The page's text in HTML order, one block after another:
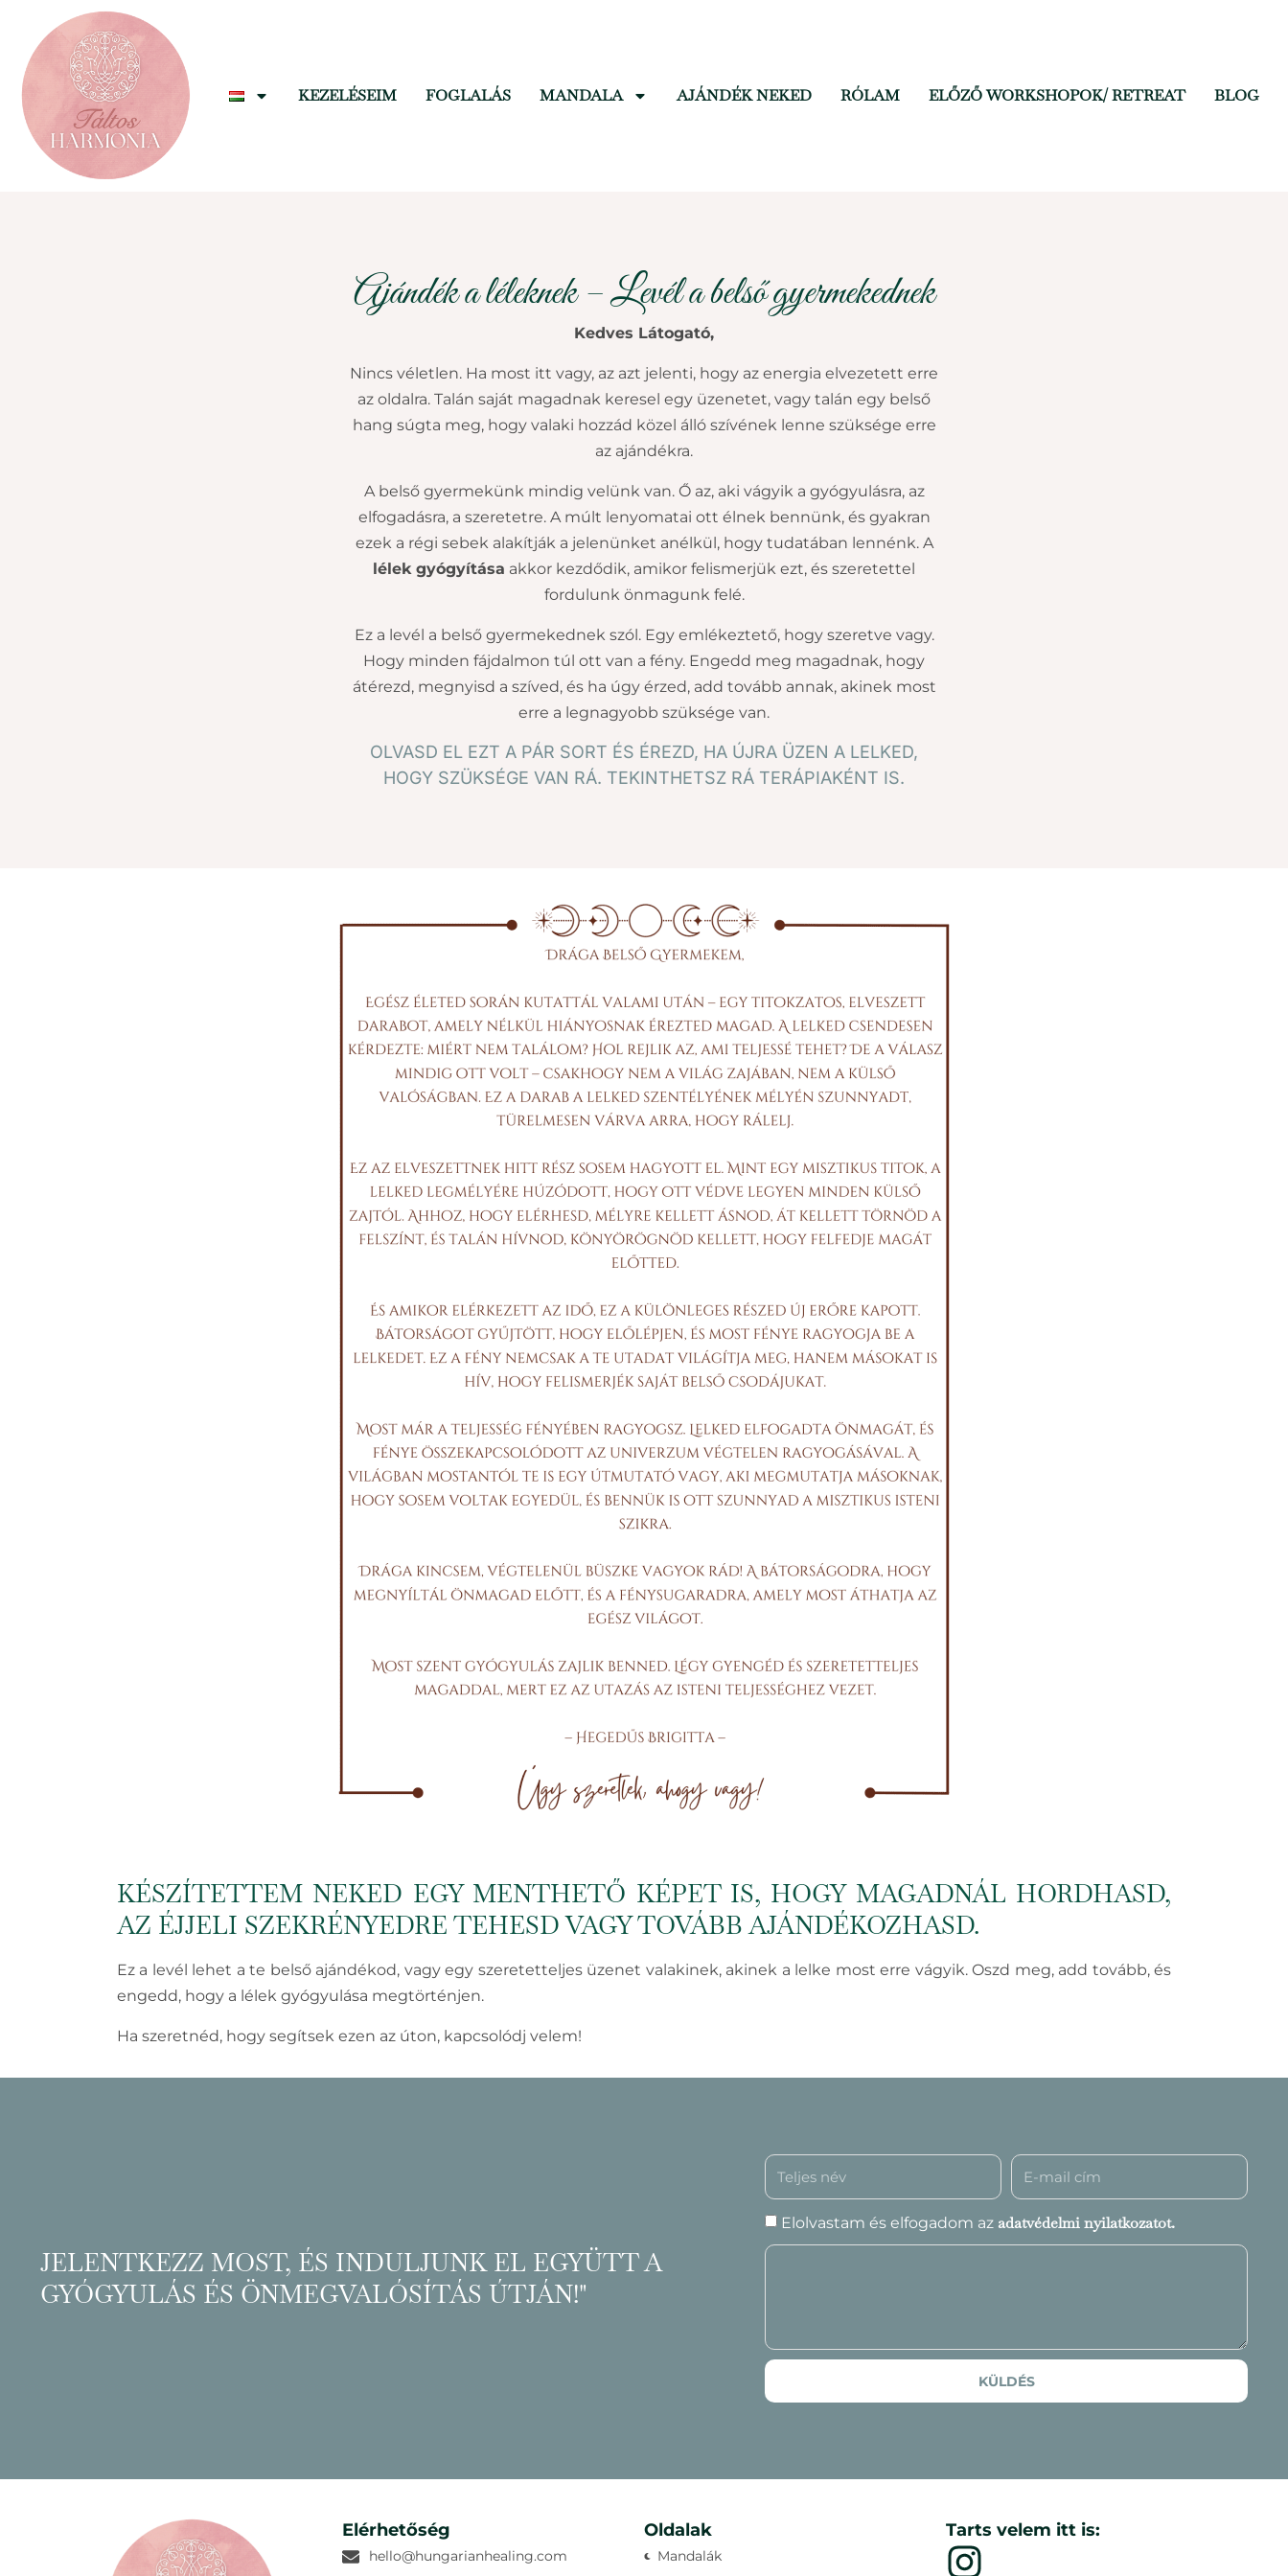
KEZELÉSEIM FOGLALÁS MANDALA AJÁNDÉK NEKED RÓLAM ELŐZŐ WORKSHOPOK/ RETREAT BLOG
Ajándék a léleknek – Levél a belső gyermekednek
Kedves Látogató,
Nincs véletlen. Ha most itt vagy, az azt jelenti, hogy az energia elvezetett erre
az oldalra. Talán saját magadnak keresel egy üzenetet, vagy talán egy belső
hang súgta meg, hogy valaki hozzád közel álló szívének lenne szüksége erre
az ajándékra.
A belső gyermekünk mindig velünk van. Ő az, aki vágyik a gyógyulásra, az
elfogadásra, a szeretetre. A múlt lenyomatai ott élnek bennünk, és gyakran
ezek a régi sebek alakítják a jelenünket anélkül, hogy tudatában lennénk. A
lélek gyógyítása akkor kezdődik, amikor felismerjük ezt, és szeretettel
fordulunk önmagunk felé.
Ez a levél a belső gyermekednek szól. Egy emlékeztető, hogy szeretve vagy.
Hogy minden fájdalmon túl ott van a fény. Engedd meg magadnak, hogy
átérezd, megnyisd a szíved, és ha úgy érzed, add tovább annak, akinek most
erre a legnagyobb szüksége van.
OLVASD EL EZT A PÁR SORT ÉS ÉREZD, HA ÚJRA ÜZEN A LELKED,
HOGY SZÜKSÉGE VAN RÁ. TEKINTHETSZ RÁ TERÁPIAKÉNT IS.
KÉSZÍTETTEM NEKED EGY MENTHETŐ KÉPET IS, HOGY MAGADNÁL HORDHASD,
AZ ÉJJELI SZEKRÉNYEDRE TEHESD VAGY TOVÁBB AJÁNDÉKOZHASD.
Ez a levél lehet a te belső ajándékod, vagy egy szeretetteljes üzenet valakinek, akinek a lelke most erre vágyik. Oszd meg, add tovább, és
engedd, hogy a lélek gyógyulása megtörténjen.
Ha szeretnéd, hogy segítsek ezen az úton, kapcsolódj velem!
JELENTKEZZ MOST, ÉS INDULJUNK EL EGYÜTT A
GYÓGYULÁS ÉS ÖNMEGVALÓSÍTÁS ÚTJÁN!"
Elolvastam és elfogadom az adatvédelmi nyilatkozatot.
KÜLDÉS
Elérhetőség
hello@hungarianhealing.com
Oldalak
Mandalák
Tarts velem itt is: